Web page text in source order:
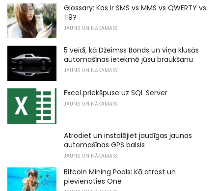
Glossary: ​​Kas ir SMS vs MMS vs QWERTY vs
T9?
JAUNS UN NĀKAMAIS
5 veidi, kā Džeimss Bonds un viņa klusās
automašīnas ietekmē jūsu braukšanu
JAUNS UN NĀKAMAIS
Excel priekšpuse uz SQL Server
JAUNS UN NĀKAMAIS
Atrodiet un instalējiet jaudīgas jaunas
automašīnas GPS balsis
JAUNS UN NĀKAMAIS
Bitcoin Mining Pools: Kā atrast un
pievienoties One